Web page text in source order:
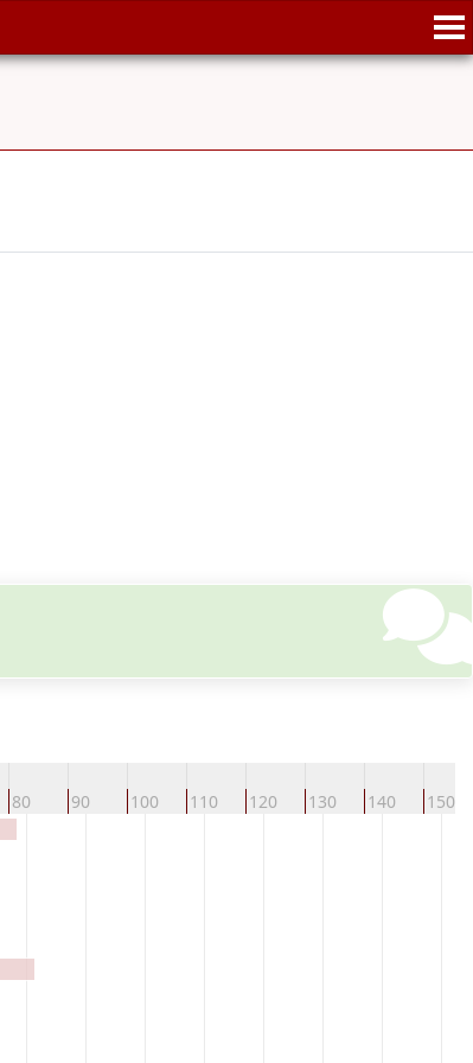
80 90 100 110 120 130 140 150